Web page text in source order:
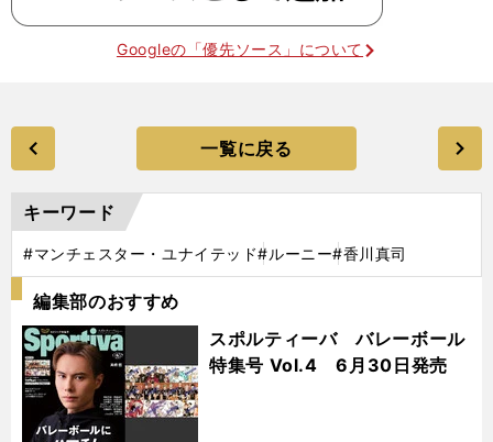
Googleの「優先ソース」について
一覧に戻る
キーワード
#マンチェスター・ユナイテッド#ルーニー#香川真司
編集部のおすすめ
スポルティーバ バレーボール
特集号 Vol.4 6月30日発売